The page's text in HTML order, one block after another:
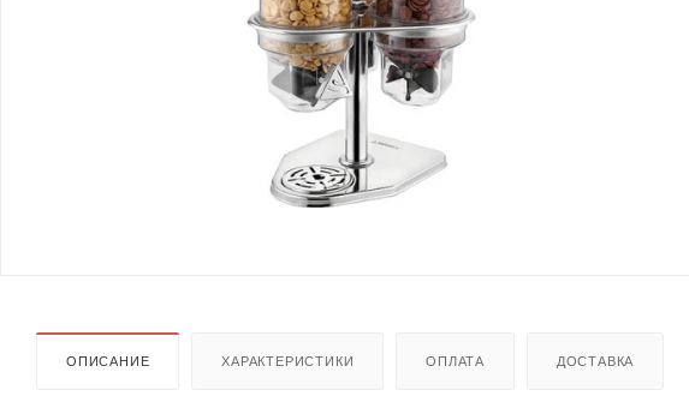
ОПИСАНИЕ ХАРАКТЕРИСТИКИ ОПЛАТА ДОСТАВКА